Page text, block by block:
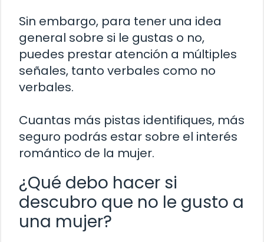
Sin embargo, para tener una idea
general sobre si le gustas o no,
puedes prestar atención a múltiples
señales, tanto verbales como no
verbales.
Cuantas más pistas identifiques, más
seguro podrás estar sobre el interés
romántico de la mujer.
¿Qué debo hacer si
descubro que no le gusto a
una mujer?